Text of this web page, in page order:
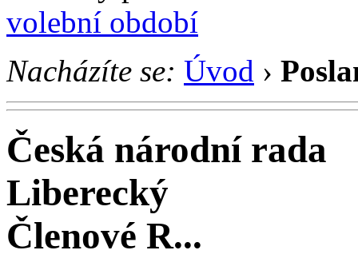
volební období
Nacházíte se: Úvod ›
Česká národní rada
Liberecký
Členové R...